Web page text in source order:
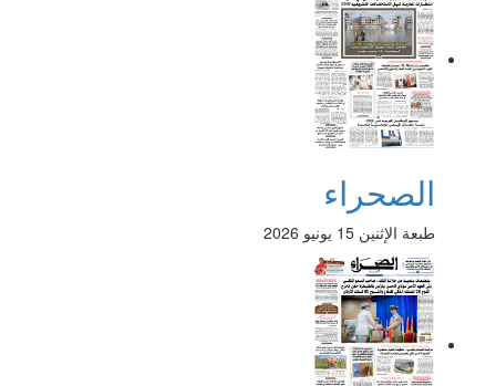
الصحراء
طبعة الإثنين 15 يونيو 2026